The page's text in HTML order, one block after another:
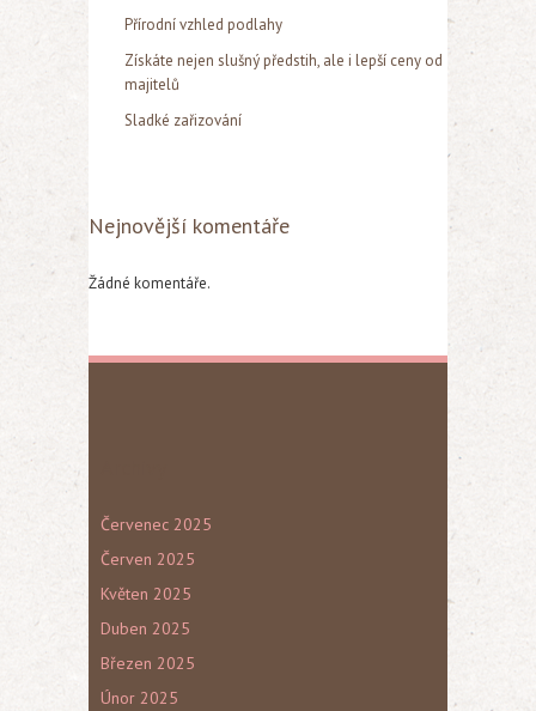
Přírodní vzhled podlahy
Získáte nejen slušný předstih, ale i lepší ceny od
majitelů
Sladké zařizování
Nejnovější komentáře
Žádné komentáře.
Červenec 2025
Červen 2025
Květen 2025
Duben 2025
Březen 2025
Únor 2025